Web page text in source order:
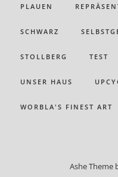
PLAUEN
SCHWARZ
STOLLBERG TEST
UNSER HAUS
WORBLA'S FINEST ART
Ashe Theme